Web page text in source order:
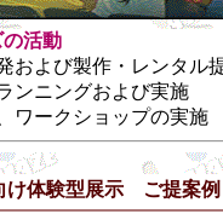
活動
および製作・レンタル
ンニングおよび実施
ワークショップの実施
け体験型展示 ご提案例